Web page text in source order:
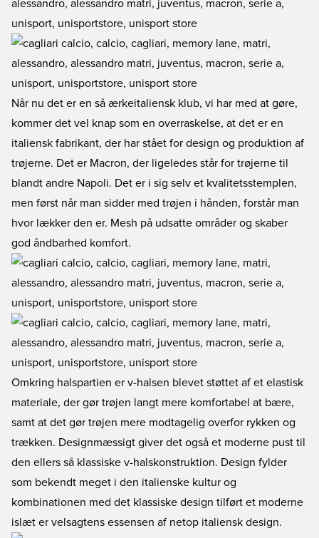
Når nu det er en så ærkeitaliensk klub, vi har med at gøre,
kommer det vel knap som en overraskelse, at det er en
italiensk fabrikant, der har stået for design og produktion af
trøjerne. Det er Macron, der ligeledes står for trøjerne til
blandt andre Napoli. Det er i sig selv et kvalitetsstemplen,
men først når man sidder med trøjen i hånden, forstår man
hvor lækker den er. Mesh på udsatte områder og skaber
god åndbarhed komfort.
Omkring halspartien er v-halsen blevet støttet af et elastisk
materiale, der gør trøjen langt mere komfortabel at bære,
samt at det gør trøjen mere modtagelig overfor rykken og
trækken. Designmæssigt giver det også et moderne pust til
den ellers så klassiske v-halskonstruktion. Design fylder
som bekendt meget i den italienske kultur og
kombinationen med det klassiske design tilført et moderne
islæt er velsagtens essensen af netop italiensk design.